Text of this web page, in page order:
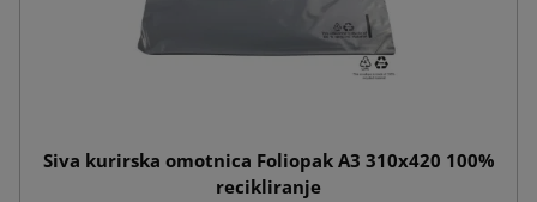
Siva kurirska omotnica Foliopak A3 310x420 100%
recikliranje